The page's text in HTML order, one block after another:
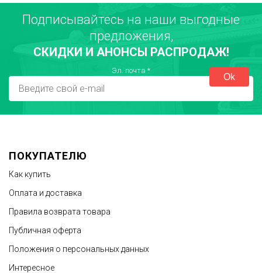
Ваше имя
Достоинства
Недостатки
Подписывайтесь на наши выгодные
предложения,
СКИДКИ И АНОНСЫ РАСПРОДАЖ!
Эл. почта *
ПОКУПАТЕЛЮ
Как купить
Оплата и доставка
Правила возврата товара
Публичная оферта
Положения о персональных данных
Интересное